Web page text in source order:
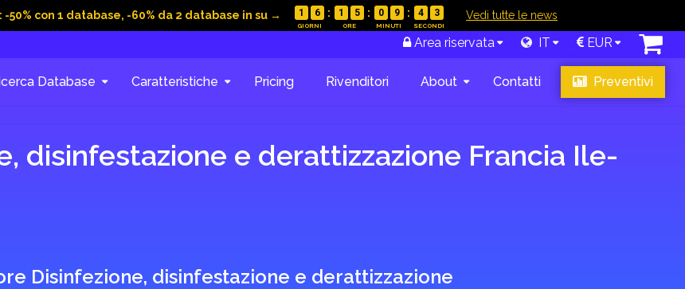
50% con 1 database, -60% da 2 database in su → 1 6 1 5 0 9 4 2 Vedi tutte le news
Area riservata IT EUR
Database Caratteristiche Pricing Rivenditori About Contatti Preventivi
disinfestazione e derattizzazione Francia Ile-
Disinfezione, disinfestazione e derattizzazione